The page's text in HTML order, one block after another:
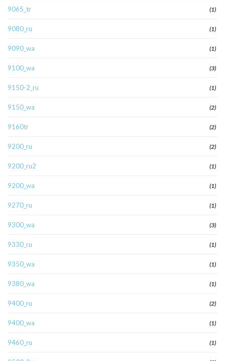
9065_tr (1)
9080_ru (1)
9090_wa (1)
9100_wa (3)
9150-2_ru (1)
9150_wa (2)
9160tr (2)
9200_ru (2)
9200_ru2 (1)
9200_wa (1)
9270_ru (1)
9300_wa (3)
9330_ru (1)
9350_wa (1)
9380_wa (1)
9400_ru (2)
9400_wa (1)
9460_ru (1)